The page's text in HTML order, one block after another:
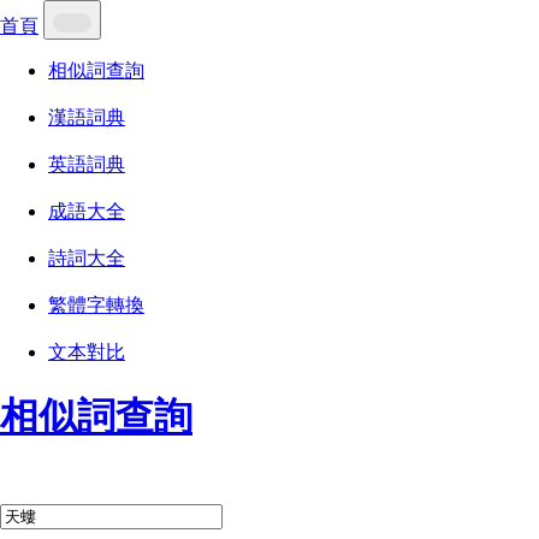
首頁
相似詞查詢
漢語詞典
英語詞典
成語大全
詩詞大全
繁體字轉換
文本對比
相似詞查詢